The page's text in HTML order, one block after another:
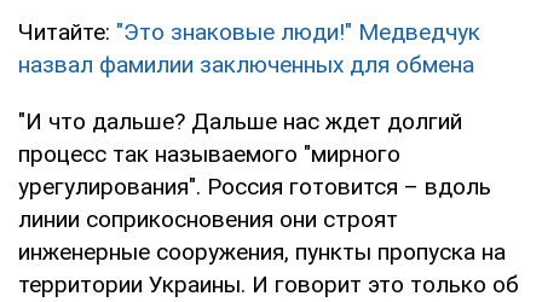
Читайте: "Это знаковые люди!" Медведчук
назвал фамилии заключенных для обмена
"И что дальше? Дальше нас ждет долгий
процесс так называемого "мирного
урегулирования". Россия готовится – вдоль
линии соприкосновения они строят
инженерные сооружения, пункты пропуска на
территории Украины. И говорит это только об